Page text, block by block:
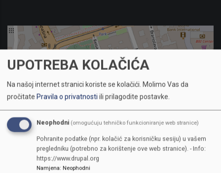
UPOTREBA KOLAČIĆA
Na našoj internet stranici koriste se kolačići. Molimo Vas da
pročitate Pravila o privatnostiili prilagodite postavke.
Neophodni (omogućuju tehničko funkcioniranje web stranice)
Pohranite podatke (npr. kolačić za korisničku sesiju) u vašem
pregledniku (potrebno za korištenje ove web stranice). - Info:
https://www.drupal.org
Namjena: Neophodni